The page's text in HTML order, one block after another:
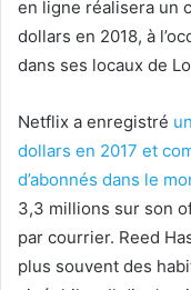
en ligne réalisera un
dollars en 2018, à
dans ses locaux de
Netflix a enregistré
dollars en 2017 et
d’abonnés dans le
3,3 millions sur son
par courrier. Reed
plus souvent des